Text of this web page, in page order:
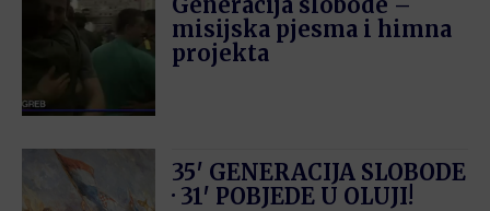
misijska pjesma i himna
projekta
35′ GENERACIJA SLOBODE
· 31′ POBJEDE U OLUJI!